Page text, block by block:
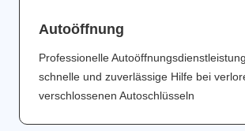
Аutoöffnung
Professionelle
schnelle und zuverlässige Hilfe bei
verschlossenen Autoschlüsseln